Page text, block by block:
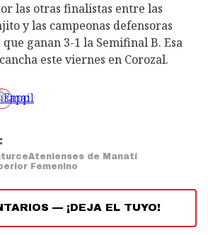
las otras finalistas entre las
y las campeonas defensoras
ganan 3-1 la Semifinal B. Esa
este viernes en Corozal.
Atenienses de Manatí
Femenino
— ¡DEJA EL TUYO!